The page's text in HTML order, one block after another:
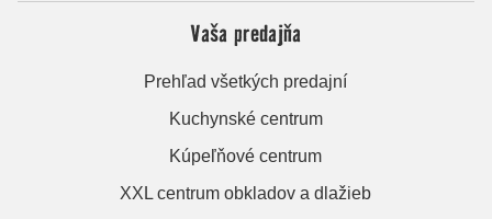
Vaša predajňa
Prehľad všetkých predajní
Kuchynské centrum
Kúpeľňové centrum
XXL centrum obkladov a dlažieb